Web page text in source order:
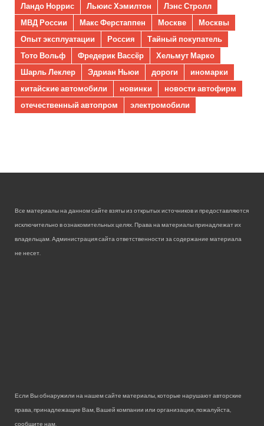
Ландо Норрис
Льюис Хэмилтон
Лэнс Стролл
МВД России
Макс Ферстаппен Москве
Москвы
Опыт эксплуатации
Россия
Тайный покупатель
Тото Вольф
Фредерик Вассёр
Хельмут Марко
Шарль Леклер
Эдриан Ньюи дороги
иномарки
китайские автомобили
новинки
новости автофирм
отечественный автопром
электромобили
Все материалы на данном сайте взяты из открытых источников и предоставляются
исключительно в ознакомительных целях. Права на материалы принадлежат их
владельцам. Администрация сайта ответственности за содержание материала
не несет.
Если Вы обнаружили на нашем сайте материалы, которые нарушают авторские
права, принадлежащие Вам, Вашей компании или организации, пожалуйста,
сообщите нам.